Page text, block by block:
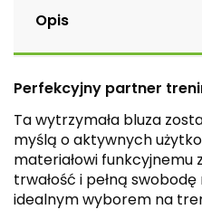
Opis
Perfekcyjny partner
Ta wytrzymała bluza
myślą o aktywnych
materiałowi funkcyjnemu
trwałość i pełną
idealnym wyborem na